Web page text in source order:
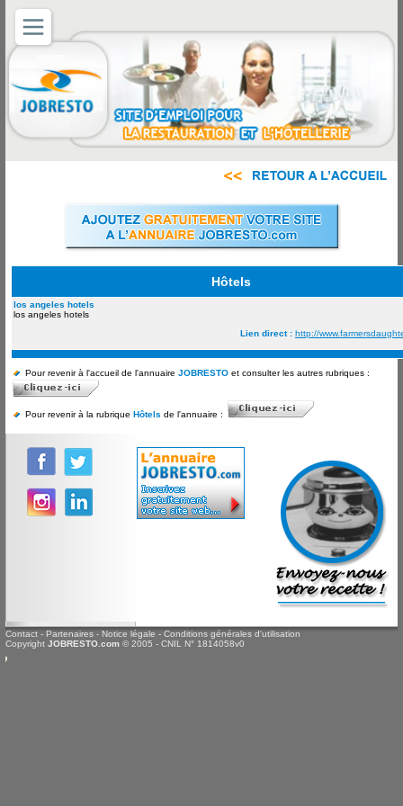
Hôtels
los angeles hotels
los angeles hotels
Lien direct : http://
Pour revenir à l'accueil de l'annuaire JOBRESTO et consulter les autres rubriques :
Pour revenir à la rubrique Hôtels de l'annuaire :
Contact - Partenaires - Notice légale - Conditions générales d'utilisation
Copyright JOBRESTO.com © 2005 - CNIL N° 1814058v0